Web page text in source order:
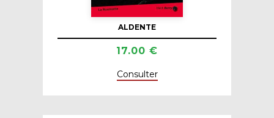
ALDENTE
17.00 €
Consulter